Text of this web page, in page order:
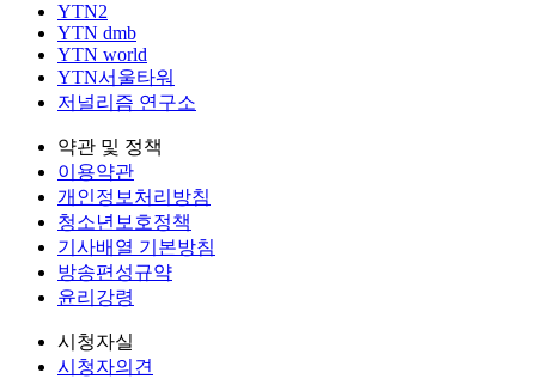
YTN2
YTN dmb
YTN world
YTN서울타워
저널리즘 연구소
약관 및 정책
이용약관
개인정보처리방침
청소년보호정책
기사배열 기본방침
방송편성규약
윤리강령
시청자실
시청자의견